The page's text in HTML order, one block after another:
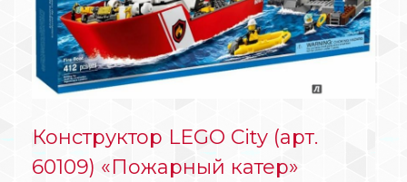
Конструктор LEGO City (арт.
60109) «Пожарный катер»